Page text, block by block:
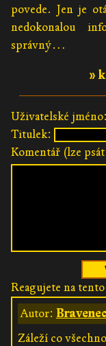
povede. Jen je
nedokonalou
správný…
»
Uživatelské jméno:
Titulek:
Komentář (lze
Reagujete na
Autor: Bravenec
Záleží co